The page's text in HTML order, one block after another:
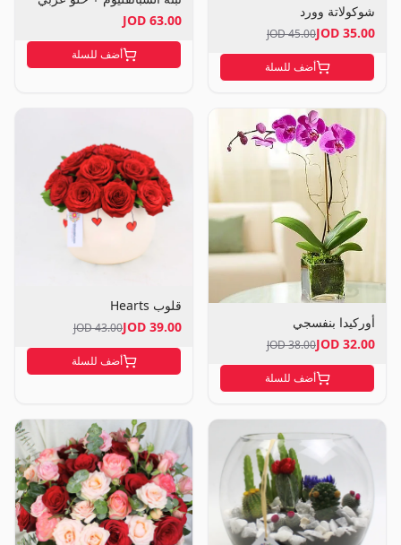
شوكولاتة وورد
35.00 JOD
45.00 JOD
أضف للسلة
63.00 JOD
أضف للسلة
أوركيدا بنفسجي
32.00 JOD
38.00 JOD
أضف للسلة
قلوب Hearts
39.00 JOD
43.00 JOD
أضف للسلة